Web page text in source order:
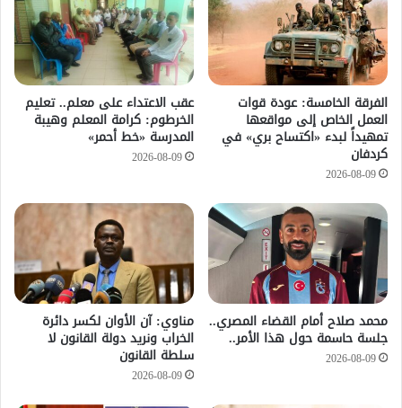
الفرقة الخامسة: عودة قوات
العمل الخاص إلى مواقعها
تمهيداً لبدء «اكتساح بري» في
كردفان
2026-08-09
عقب الاعتداء على معلم.. تعليم
الخرطوم: كرامة المعلم وهيبة
المدرسة «خط أحمر»
2026-08-09
محمد صلاح أمام القضاء المصري..
جلسة حاسمة حول هذا الأمر..
2026-08-09
مناوي: آن الأوان لكسر دائرة
الخراب ونريد دولة القانون لا
سلطة القانون
2026-08-09